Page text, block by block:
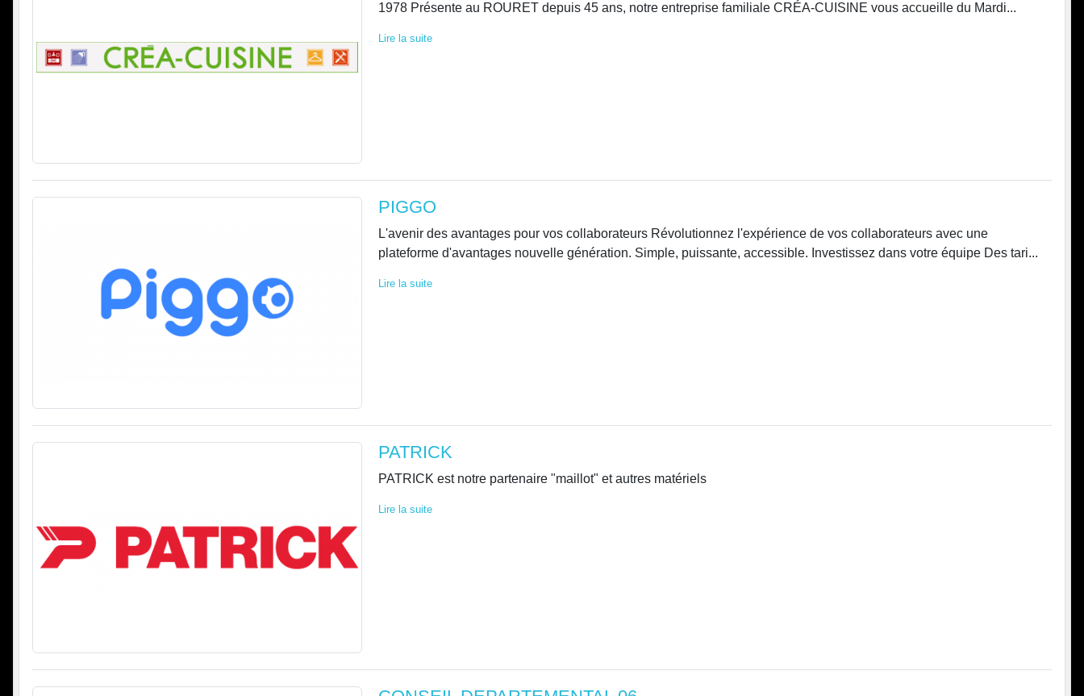
1978 Présente au ROURET depuis 45 ans, notre entreprise familiale CRÉA-CUISINE vous accueille du Mardi...
Lire la suite
PIGGO
L'avenir des avantages pour vos collaborateurs Révolutionnez l'expérience de vos collaborateurs avec une
plateforme d'avantages nouvelle génération. Simple, puissante, accessible. Investissez dans votre équipe Des tari...
Lire la suite
PATRICK
PATRICK est notre partenaire "maillot" et autres matériels
Lire la suite